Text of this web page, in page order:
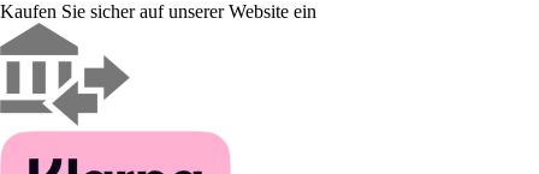
Kaufen Sie sicher auf unserer Website ein